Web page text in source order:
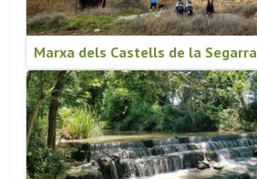
Marxa dels Castells de la Segarra